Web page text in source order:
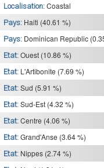
Localisation: Coastal
Pays: Haiti (40.61 %)
Pays: Dominican Republic
Etat: Ouest (10.86 %)
Etat: L'Artibonite (7.69 %)
Etat: Sud (5.91 %)
Etat: Sud-Est (4.32 %)
Etat: Centre (4.06 %)
Etat: Grand'Anse (3.64 %)
Etat: Nippes (2.74 %)